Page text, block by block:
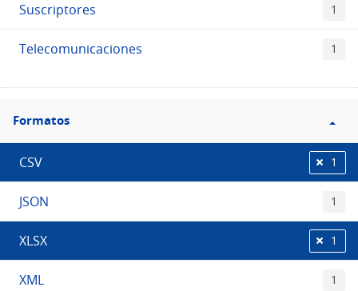
Suscriptores 1
Telecomunicaciones 1
Filtro
Formatos
Formatos
CSV 1
JSON 1
XLSX 1
XML 1